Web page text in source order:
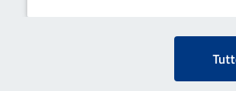
Secondaria Superiore
scolastico 2024/2025